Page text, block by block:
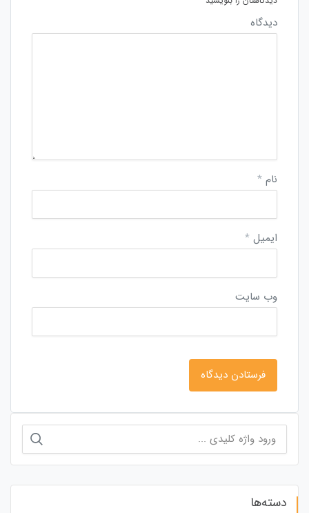
دیدگاه
نام *
ایمیل *
وب‌ سایت
برای:
دسته‌ها